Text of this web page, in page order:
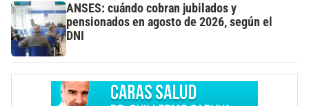
ANSES: cuándo cobran jubilados y
pensionados en agosto de 2026, según el
DNI